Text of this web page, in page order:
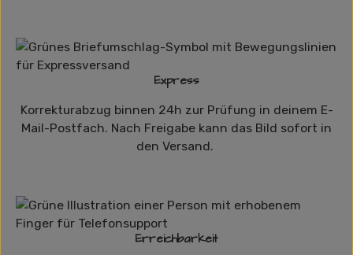
Express
Korrekturabzug binnen 24h zur Prüfung in deinem E-
Mail-Postfach. Nach Freigabe kann das Bild sofort in
den Versand.
Erreichbarkeit